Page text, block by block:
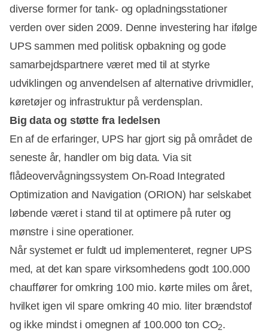
diverse former for tank- og opladningsstationer
verden over siden 2009. Denne investering har ifølge
UPS sammen med politisk opbakning og gode
samarbejdspartnere været med til at styrke
udviklingen og anvendelsen af alternative drivmidler,
køretøjer og infrastruktur på verdensplan.
Big data og støtte fra ledelsen
En af de erfaringer, UPS har gjort sig på området de
seneste år, handler om big data. Via sit
flådeovervågningssystem On-Road Integrated
Optimization and Navigation (ORION) har selskabet
løbende været i stand til at optimere på ruter og
mønstre i sine operationer.
Når systemet er fuldt ud implementeret, regner UPS
med, at det kan spare virksomhedens godt 100.000
chauffører for omkring 100 mio. kørte miles om året,
hvilket igen vil spare omkring 40 mio. liter brændstof
og ikke mindst i omegnen af 100.000 ton CO2.